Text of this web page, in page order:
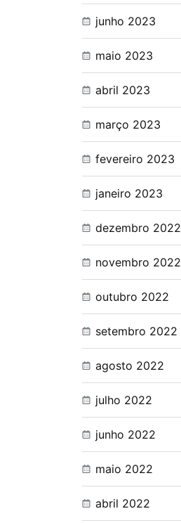
junho 2023
maio 2023
abril 2023
março 2023
fevereiro 2023
janeiro 2023
dezembro 2022
novembro 2022
outubro 2022
setembro 2022
agosto 2022
julho 2022
junho 2022
maio 2022
abril 2022